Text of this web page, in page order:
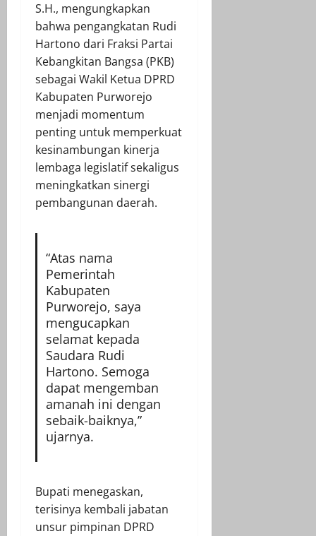
S.H., mengungkapkan
bahwa pengangkatan Rudi
Hartono dari Fraksi Partai
Kebangkitan Bangsa (PKB)
sebagai Wakil Ketua DPRD
Kabupaten Purworejo
menjadi momentum
penting untuk memperkuat
kesinambungan kinerja
lembaga legislatif sekaligus
meningkatkan sinergi
pembangunan daerah.
“Atas nama
Pemerintah
Kabupaten
Purworejo, saya
mengucapkan
selamat kepada
Saudara Rudi
Hartono. Semoga
dapat mengemban
amanah ini dengan
sebaik-baiknya,”
ujarnya.
Bupati menegaskan,
terisinya kembali jabatan
unsur pimpinan DPRD